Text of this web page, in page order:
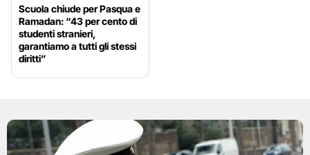
Scuola chiude per Pasqua e
Ramadan: “43 per cento di
studenti stranieri,
garantiamo a tutti gli stessi
diritti”